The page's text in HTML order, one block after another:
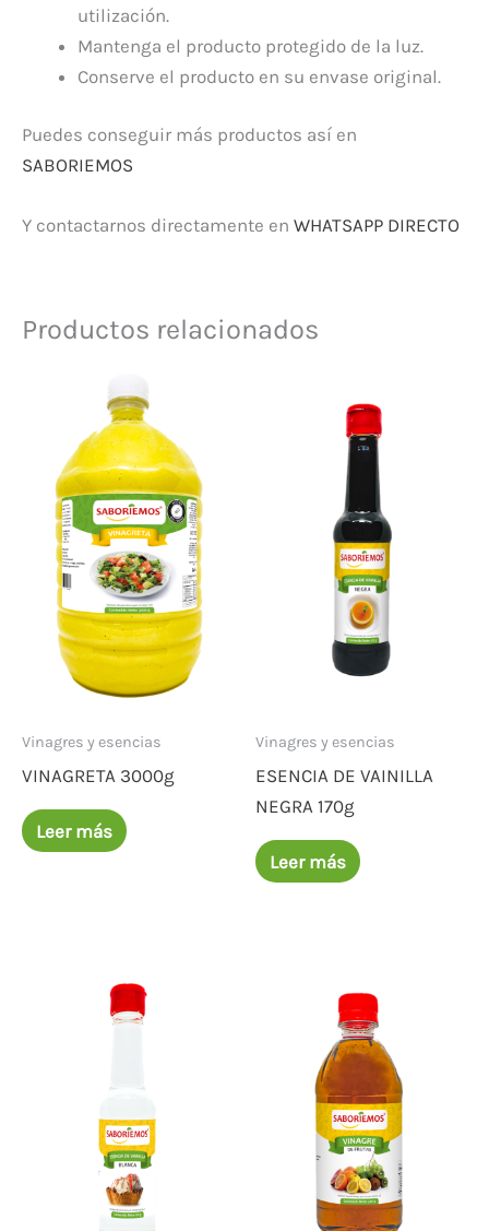
utilización.
Mantenga el producto protegido de la luz.
Conserve el producto en su envase original.
Puedes conseguir más productos así en
SABORIEMOS
Y contactarnos directamente en WHATSAPP DIRECTO
Productos relacionados
Vinagres y esencias
VINAGRETA 3000g
Leer más
Vinagres y esencias
ESENCIA DE VAINILLA
NEGRA 170g
Leer más